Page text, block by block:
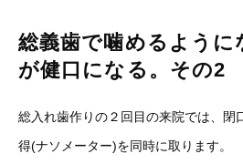
総義歯で噛めるように
が健口になる。その2
総入れ歯作りの２回目の来院では、閉
得(ナソメーター)を同時に取ります。